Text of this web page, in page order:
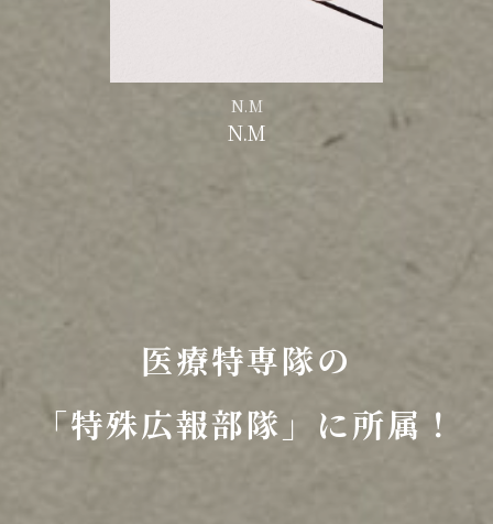
N.M
N.M
医療特専隊の
「特殊広報部隊」に所属！